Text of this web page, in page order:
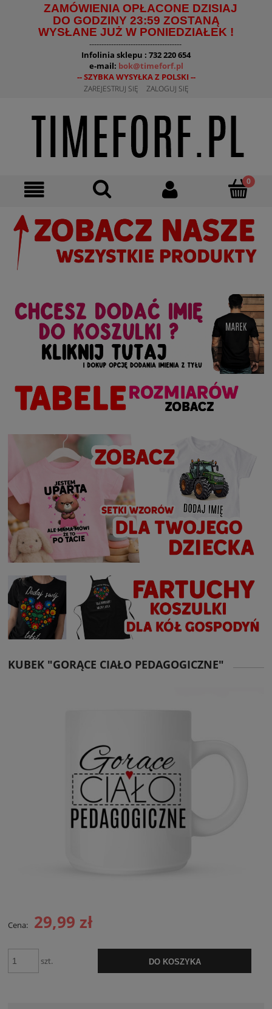
ZAMÓWIENIA OPŁACONE DZISIAJ
DO GODZINY 23:59 ZOSTANĄ
WYSŁANE JUŻ W PONIEDZIAŁEK !
--------------------------------------
Infolinia sklepu : 732 220 654
e-mail: bok@timeforf.pl
-- SZYBKA WYSYŁKA Z POLSKI --
ZAREJESTRUJ SIĘ ZALOGUJ SIĘ
KUBEK "GORĄCE CIAŁO PEDAGOGICZNE"
Cena: 29,99 zł
szt. DO KOSZYKA